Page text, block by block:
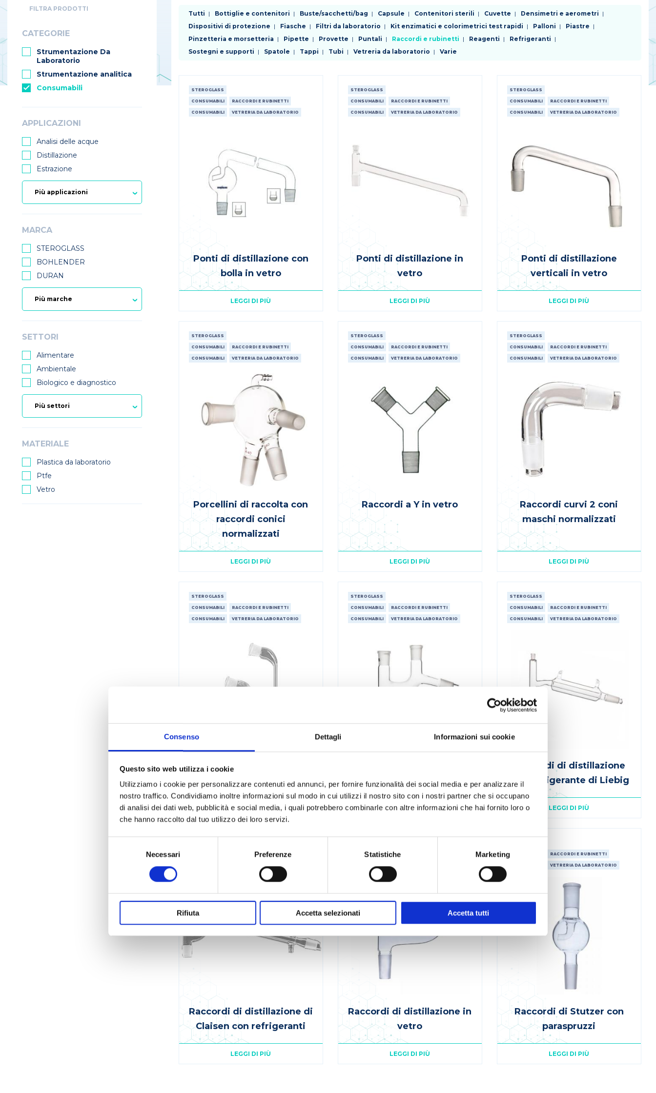
Consenso Dettagli Informazioni sui cookie
Questo sito web utilizza i cookie
Utilizziamo i cookie per personalizzare contenuti ed annunci, per fornire funzionalità dei social media e per analizzare il
nostro traffico. Condividiamo inoltre informazioni sul modo in cui utilizzi il nostro sito con i nostri partner che si occupano
di analisi dei dati web, pubblicità e social media, i quali potrebbero combinarle con altre informazioni che hai fornito loro o
che hanno raccolto dal tuo utilizzo dei loro servizi.
Necessari Preferenze Statistiche Marketing
Rifiuta Accetta selezionati Accetta tutti
FILTRA PRODOTTI
CATEGORIE
Strumentazione Da
Laboratorio
Strumentazione analitica
Consumabili
APPLICAZIONI
Analisi delle acque
Distillazione
Estrazione
MARCA
STEROGLASS
BOHLENDER
DURAN
SETTORI
Alimentare
Ambientale
Biologico e diagnostico
MATERIALE
Plastica da laboratorio
Ptfe
Vetro
Tutti Bottiglie e contenitori Buste/sacchetti/bag Capsule Contenitori sterili Cuvette
Densimetri e aerometri
Dispositivi di protezione
Fiasche Filtri da laboratorio Kit enzimatici e colorimetrici test rapidi Palloni
Piastre
Pinzetteria e morsetteria
Pipette Provette Puntali Raccordi e rubinetti Reagenti
Refrigeranti
Sostegni e supporti
Spatole Tappi Tubi Vetreria da laboratorio Varie
STEROGLASS
CONSUMABILI RACCORDI E RUBINETTI
CONSUMABILI VETRERIA DA LABORATORIO
Ponti di distillazione con
bolla in vetro
LEGGI DI PIÙ
STEROGLASS
CONSUMABILI RACCORDI E RUBINETTI
CONSUMABILI VETRERIA DA LABORATORIO
Ponti di distillazione in
vetro
LEGGI DI PIÙ
STEROGLASS
CONSUMABILI RACCORDI E RUBINETTI
CONSUMABILI VETRERIA DA LABORATORIO
Ponti di distillazione
verticali in vetro
LEGGI DI PIÙ
STEROGLASS
CONSUMABILI RACCORDI E RUBINETTI
CONSUMABILI VETRERIA DA LABORATORIO
Porcellini di raccolta con
raccordi conici
normalizzati
LEGGI DI PIÙ
STEROGLASS
CONSUMABILI RACCORDI E RUBINETTI
CONSUMABILI VETRERIA DA LABORATORIO
Raccordi a Y in vetro
LEGGI DI PIÙ
STEROGLASS
CONSUMABILI RACCORDI E RUBINETTI
CONSUMABILI VETRERIA DA LABORATORIO
Raccordi curvi 2 coni
maschi normalizzati
LEGGI DI PIÙ
STEROGLASS
CONSUMABILI RACCORDI E RUBINETTI
CONSUMABILI VETRERIA DA LABORATORIO
Raccordi curvi con
gocciolatore
LEGGI DI PIÙ
STEROGLASS
CONSUMABILI RACCORDI E RUBINETTI
CONSUMABILI VETRERIA DA LABORATORIO
vetro
LEGGI DI PIÙ
STEROGLASS
CONSUMABILI RACCORDI E RUBINETTI
CONSUMABILI VETRERIA DA LABORATORIO
Raccordi di distillazione
con refrigerante di Liebig
LEGGI DI PIÙ
RACCORDI E RUBINETTI
Raccordi di distillazione di
Claisen con refrigeranti
LEGGI DI PIÙ
CONSUMABILI RACCORDI E RUBINETTI
Raccordi di distillazione in
vetro
LEGGI DI PIÙ
CONSUMABILI RACCORDI E RUBINETTI
VETRERIA DA LABORATORIO
Raccordi di Stutzer con
paraspruzzi
LEGGI DI PIÙ